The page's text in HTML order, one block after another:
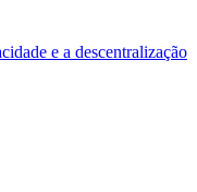
e a descentralização